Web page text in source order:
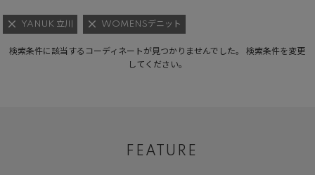
YANUK 立川 WOMENSデニット
検索条件に該当するコーディネートが見つかりませんでした。 検索条件を変更
してください。
FEATURE